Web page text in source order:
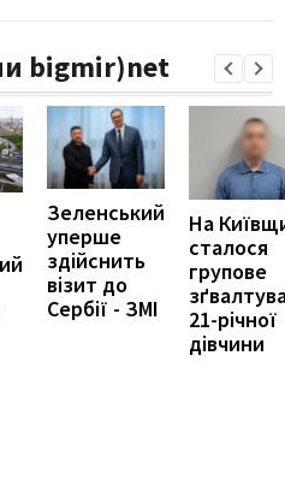
bigmir)net
Зеленський
уперше
здійснить
візит до
Сербії - ЗМІ
На
сталося
групове
21-річної
дівчини